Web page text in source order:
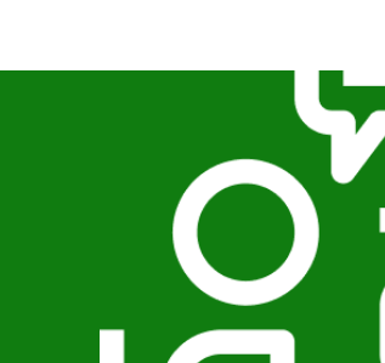
от 1100 ₽
от 750 ₽